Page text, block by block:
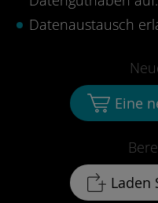
Datenaustausch
Laden
Eine